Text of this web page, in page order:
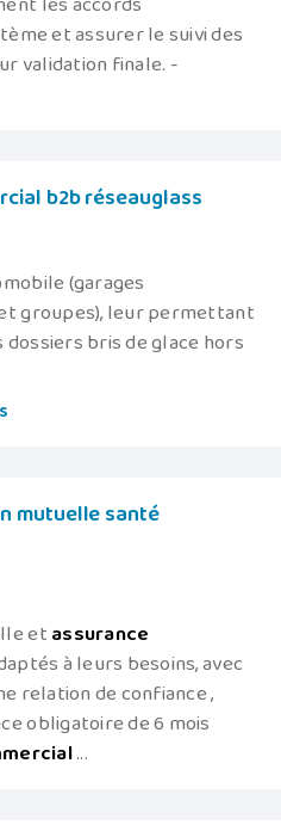
et assurer le suivi des
validation finale. -
b2b réseauglass
(garages
groupes), leur permettant
bris de glace hors
mutuelle santé
etassurance
à leurs besoins, avec
relation de confiance ,
obligatoire de 6 mois
...